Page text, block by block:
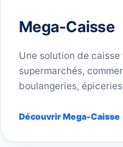
Mega-Caisse
Une solution de
supermarchés,
boulangeries,
Découvrir Mega-Caisse